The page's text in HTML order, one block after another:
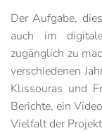
Der Aufgabe,
auch im
zugänglich zu
verschiedenen
Klissouras und
Berichte, ein
Vielfalt der